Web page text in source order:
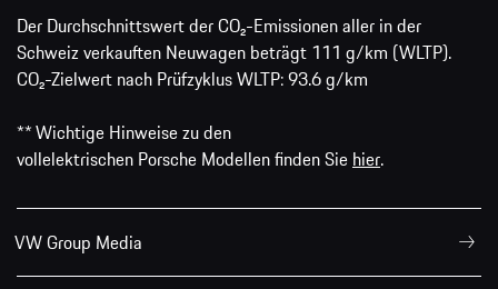
Der Durchschnittswert der CO₂-Emissionen aller in der
Schweiz verkauften Neuwagen beträgt 111 g/km (WLTP).
CO₂-Zielwert nach Prüfzyklus WLTP: 93.6 g/km
** Wichtige Hinweise zu den
vollelektrischen Porsche Modellen finden Sie hier.
VW Group Media